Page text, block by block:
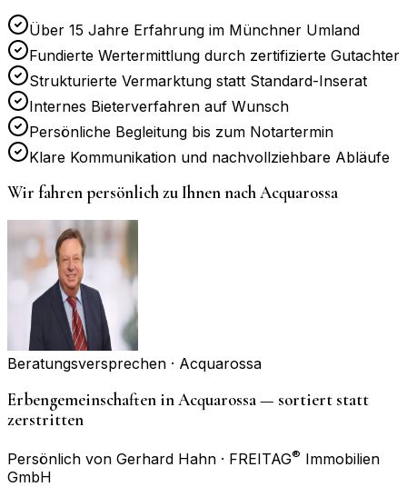
Über 15 Jahre Erfahrung im Münchner Umland
Fundierte Wertermittlung durch zertifizierte Gutachter
Strukturierte Vermarktung statt Standard-Inserat
Internes Bieterverfahren auf Wunsch
Persönliche Begleitung bis zum Notartermin
Klare Kommunikation und nachvollziehbare Abläufe
Wir fahren persönlich zu Ihnen nachAcquarossa
Beratungsversprechen · Acquarossa
Erbengemeinschaften in Acquarossa — sortiert statt
zerstritten
Persönlich von Gerhard Hahn · FREITAG® Immobilien
GmbH